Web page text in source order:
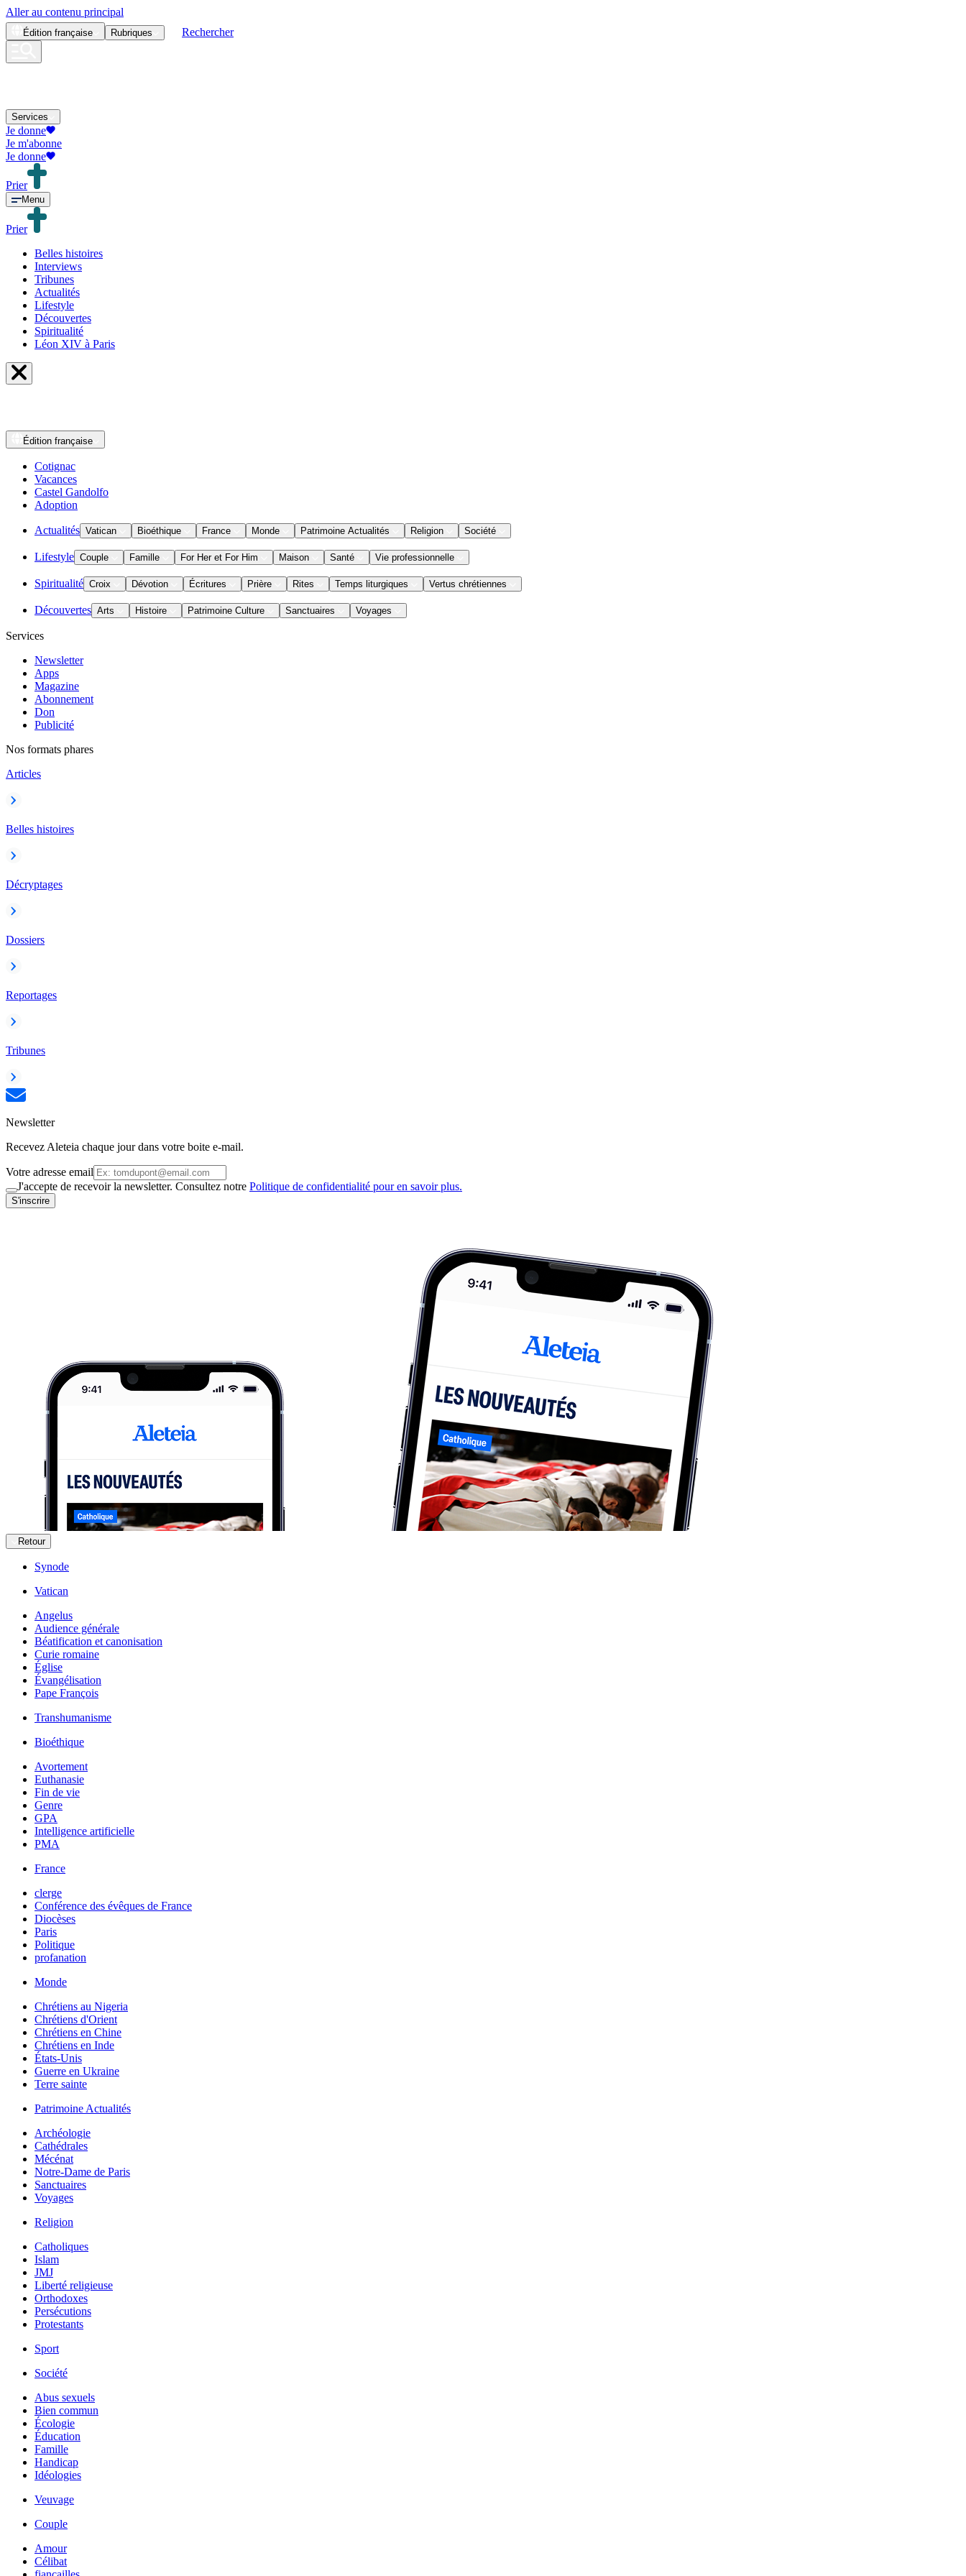
Aller au contenu principal
Édition française Rubriques Rechercher
Services
Je donne
Je m'abonne
Je donne
Prier
Menu
Prier
Belles histoires
Interviews
Tribunes
Actualités
Lifestyle
Découvertes
Spiritualité
Léon XIV à Paris
Édition française
Cotignac
Vacances
Castel Gandolfo
Adoption
Actualités Vatican Bioéthique France Monde Patrimoine Actualités Religion Société
Lifestyle Couple Famille For Her et For Him Maison Santé Vie professionnelle
Spiritualité Croix Dévotion Écritures Prière Rites Temps liturgiques Vertus chrétiennes
Découvertes Arts Histoire Patrimoine Culture Sanctuaires Voyages
Services
Newsletter
Apps
Magazine
Abonnement
Don
Publicité
Nos formats phares
Articles
Belles histoires
Décryptages
Dossiers
Reportages
Tribunes
Newsletter
Recevez Aleteia chaque jour dans votre boite e-mail.
Votre adresse email
J'accepte de recevoir la newsletter. Consultez notre Politique de confidentialité pour en savoir plus.
S'inscrire
Retour
Synode
Vatican
Angelus
Audience générale
Béatification et canonisation
Curie romaine
Église
Évangélisation
Pape François
Transhumanisme
Bioéthique
Avortement
Euthanasie
Fin de vie
Genre
GPA
Intelligence artificielle
PMA
France
clerge
Conférence des évêques de France
Diocèses
Paris
Politique
profanation
Monde
Chrétiens au Nigeria
Chrétiens d'Orient
Chrétiens en Chine
Chrétiens en Inde
États-Unis
Guerre en Ukraine
Terre sainte
Patrimoine Actualités
Archéologie
Cathédrales
Mécénat
Notre-Dame de Paris
Sanctuaires
Voyages
Religion
Catholiques
Islam
JMJ
Liberté religieuse
Orthodoxes
Persécutions
Protestants
Sport
Société
Abus sexuels
Bien commun
Écologie
Éducation
Famille
Handicap
Idéologies
Veuvage
Couple
Amour
Célibat